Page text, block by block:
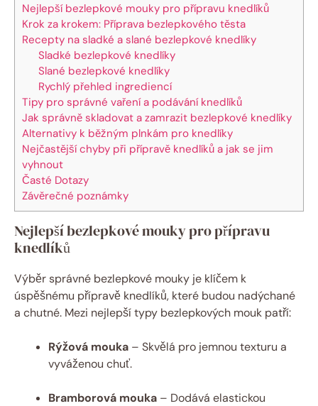
Nejlepší bezlepkové mouky pro přípravu knedlíků
Krok za krokem: Příprava bezlepkového těsta
Recepty na sladké a slané bezlepkové knedlíky
Sladké bezlepkové knedlíky
Slané bezlepkové knedlíky
Rychlý přehled ingrediencí
Tipy pro správné⁢ vaření‌ a podávání knedlíků
Jak správně skladovat ⁢a zamrazit bezlepkové knedlíky
Alternativy k ⁣běžným plnkám pro knedlíky
Nejčastější chyby při přípravě knedlíků a jak se jim
vyhnout
Časté Dotazy
Závěrečné⁢ poznámky
Nejlepší bezlepkové mouky pro přípravu
knedlíků
Výběr správné bezlepkové mouky⁢ je klíčem k
úspěšnému přípravě knedlíků, které budou⁣ nadýchané
a chutné. Mezi nejlepší typy bezlepkových mouk patří:
Rýžová mouka – Skvělá pro​ jemnou texturu a
vyváženou chuť.
Bramborová mouka ⁤–⁤ Dodává elastickou